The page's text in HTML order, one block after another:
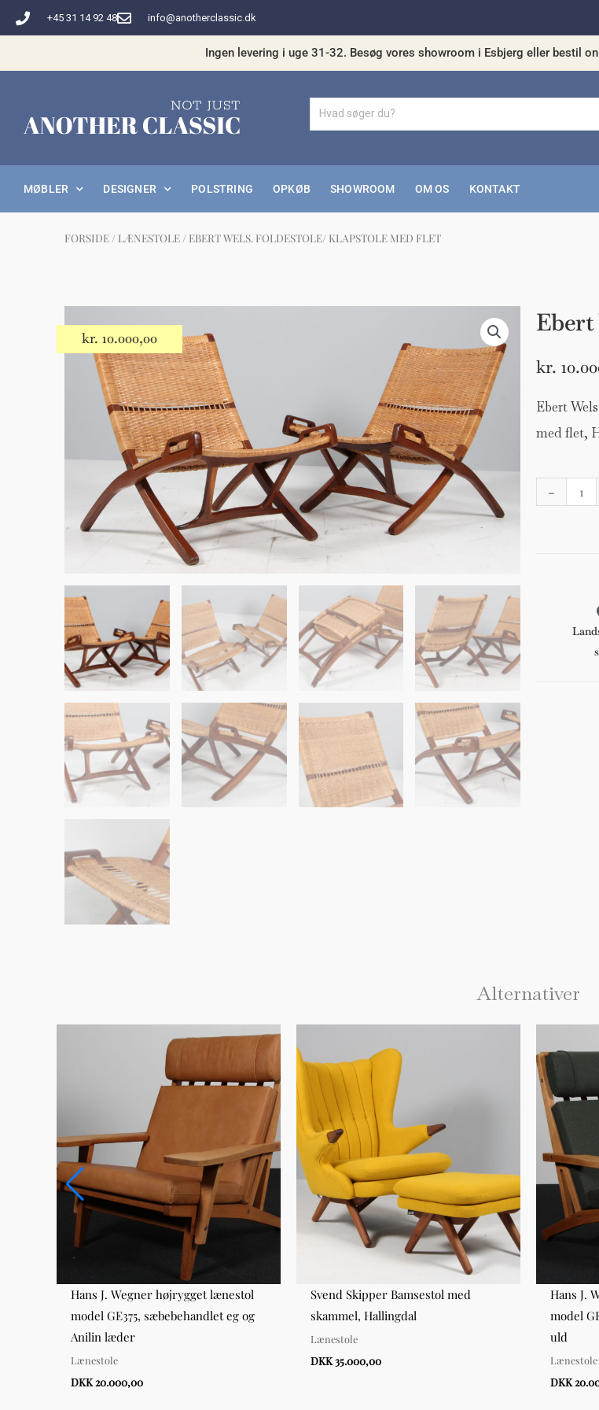
+45 31 14 92 48 info@anotherclassic.dk
Ingen levering i uge 31-32. Besøg vores showroom i Esbjerg eller bestil
MØBLER DESIGNER POLSTRING OPKØB SHOWROOM OM OS KONTAKT
FORSIDE / LÆNESTOLE / EBERT WELS. FOLDESTOLE/ KLAPSTOLE MED FLET
Måske kunne nogle af disse
Sko til Arne Jacobsen stole
Stole
DKK 100,00
kr. 10.000,00
kr.
Ebert
med flet,
-
Wels.
Alternativer
Hans J. Wegner højrygget lænestol
model GE375, sæbebehandlet eg og
Anilin læder
Lænestole
DKK 20.000,00
Svend Skipper Bamsestol med
skammel, Hallingdal
Lænestole
DKK 35.000,00
Hans J.
model
uld
Lænestole
DKK